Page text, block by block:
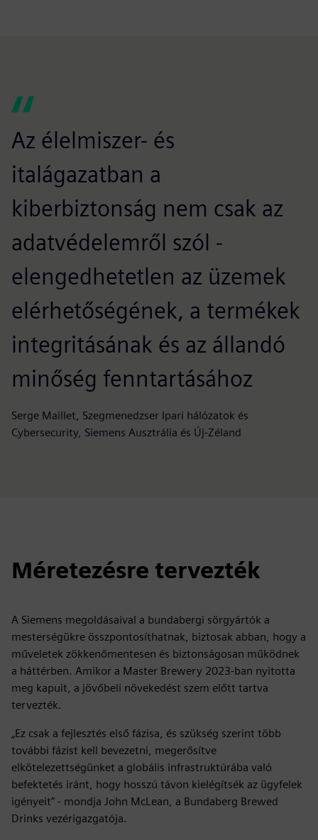
Az élelmiszer- és
italágazatban a
kiberbiztonság nem csak az
adatvédelemről szól -
elengedhetetlen az üzemek
elérhetőségének, a termékek
integritásának és az állandó
minőség fenntartásához
Serge Maillet, Szegmenedzser Ipari hálózatok és
Cybersecurity, Siemens Ausztrália és Új-Zéland
Méretezésre tervezték
A Siemens megoldásaival a bundabergi sörgyártók a
mesterségükre összpontosíthatnak, biztosak abban, hogy a
műveletek zökkenőmentesen és biztonságosan működnek
a háttérben. Amikor a Master Brewery 2023-ban nyitotta
meg kapuit, a jövőbeli növekedést szem előtt tartva
tervezték.
„Ez csak a fejlesztés első fázisa, és szükség szerint több
további fázist kell bevezetni, megerősítve
elkötelezettségünket a globális infrastruktúrába való
befektetés iránt, hogy hosszú távon kielégítsék az ügyfelek
igényeit” - mondja John McLean, a Bundaberg Brewed
Drinks vezérigazgatója.